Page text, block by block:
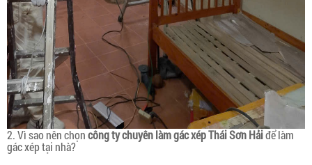
2. Vì sao nên chọncông ty chuyên làm gác xépThái Sơn Hảiđể làm
gác xép tại nhà?